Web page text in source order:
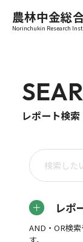
農林中金総
Norinchukin Research
レポート検索
レポ
AND・OR検